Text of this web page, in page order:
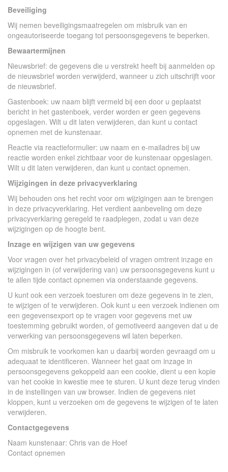
Beveiliging
Wij nemen beveiligingsmaatregelen om misbruik van en
ongeautoriseerde toegang tot persoonsgegevens te beperken.
Bewaartermijnen
Nieuwsbrief: de gegevens die u verstrekt heeft bij aanmelden op
de nieuwsbrief worden verwijderd, wanneer u zich uitschrijft voor
de nieuwsbrief.
Gastenboek: uw naam blijft vermeld bij een door u geplaatst
bericht in het gastenboek, verder worden er geen gegevens
opgeslagen. Wilt u dit laten verwijderen, dan kunt u contact
opnemen met de kunstenaar.
Reactie via reactieformulier: uw naam en e-mailadres bij uw
reactie worden enkel zichtbaar voor de kunstenaar opgeslagen.
Wilt u dit laten verwijderen, dan kunt u contact opnemen.
Wijzigingen in deze privacyverklaring
Wij behouden ons het recht voor om wijzigingen aan te brengen
in deze privacyverklaring. Het verdient aanbeveling om deze
privacyverklaring geregeld te raadplegen, zodat u van deze
wijzigingen op de hoogte bent.
Inzage en wijzigen van uw gegevens
Voor vragen over het privacybeleid of vragen omtrent inzage en
wijzigingen in (of verwijdering van) uw persoonsgegevens kunt u
te allen tijde contact opnemen via onderstaande gegevens.
U kunt ook een verzoek toesturen om deze gegevens in te zien,
te wijzigen of te verwijderen. Ook kunt u een verzoek indienen om
een gegevensexport op te vragen voor gegevens met uw
toestemming gebruikt worden, of gemotiveerd aangeven dat u de
verwerking van persoonsgegevens wil laten beperken.
Om misbruik te voorkomen kan u daarbij worden gevraagd om u
adequaat te identificeren. Wanneer het gaat om inzage in
persoonsgegevens gekoppeld aan een cookie, dient u een kopie
van het cookie in kwestie mee te sturen. U kunt deze terug vinden
in de instellingen van uw browser. Indien de gegevens niet
kloppen, kunt u verzoeken om de gegevens te wijzigen of te laten
verwijderen.
Contactgegevens
Naam kunstenaar: Chris van de Hoef
Contact opnemen